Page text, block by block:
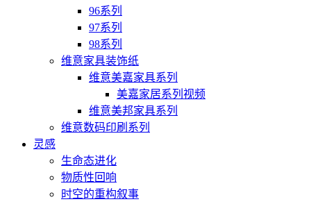
96系列
97系列
98系列
维意家具装饰纸
维意美嘉家具系列
美嘉家居系列视频
维意美邦家具系列
维意数码印刷系列
灵感
生命态进化
物质性回响
时空的重构叙事